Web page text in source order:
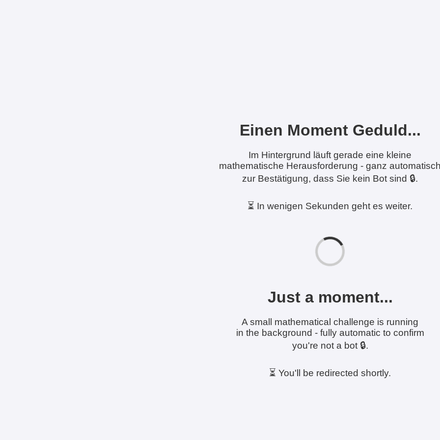
Einen Moment Geduld...
Im Hintergrund läuft gerade eine kleine
mathematische Herausforderung - ganz
zur Bestätigung, dass Sie kein Bot sind 🔒.
⏳ In wenigen Sekunden geht es weiter.
Just a moment...
A small mathematical challenge is running
in the background - fully automatic to confirm
you're not a bot 🔒.
⏳ You'll be redirected shortly.